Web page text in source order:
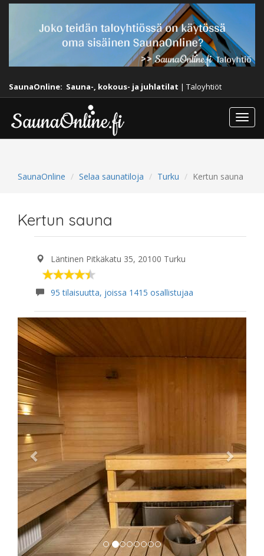
SaunaOnline: Sauna-, kokous- ja juhlatilat | Taloyhtiöt
SaunaOnline Selaa saunatiloja Turku Kertun sauna
Kertun sauna
Läntinen Pitkäkatu 35, 20100 Turku
95 tilaisuutta, joissa 1415 osallistujaa
Previous